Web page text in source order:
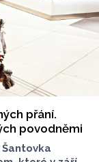
přání.
povodněmi